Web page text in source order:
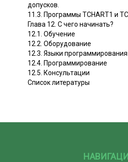
допусков.
11.3. Программы ТСНАRТ1 и
Глава 12. С чего начинать?
12.1. Обучение
12.2. Оборудование
12.3. Языки программирования
12.4. Программирование
12.5. Консультации
Список литературы